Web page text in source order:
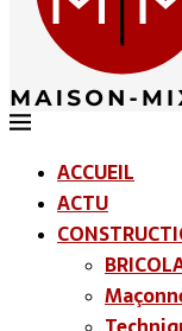
ACCUEIL
ACTU